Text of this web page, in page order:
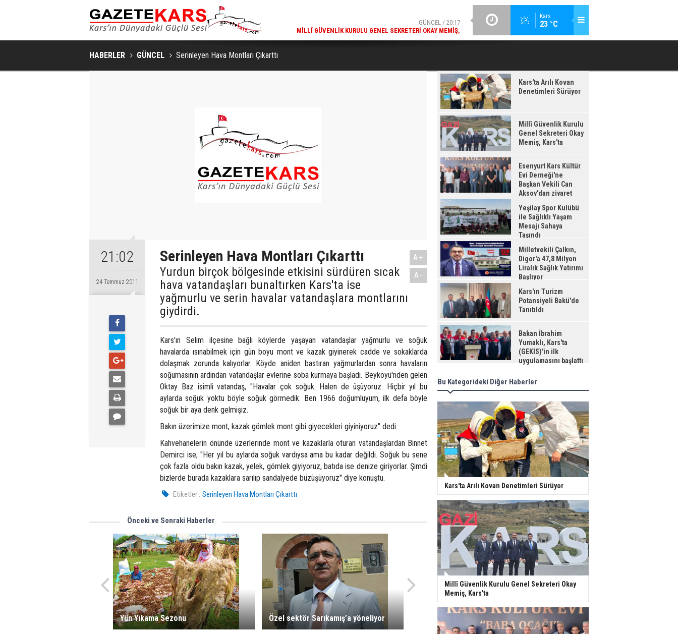
Kars
23 °C
KARS'TA ARILI KOVAN DENETIMLERI SÜRÜYOR
MILLÎ GÜVENLIK KURULU GENEL SEKRETERI OKAY MEMIŞ,
KARS'TA
ESENYURT KARS KÜLTÜR EVI DERNEĞI'NE BAŞKAN VEKILI CAN
HABERLER GÜNCEL Serinleyen Hava Montları Çıkarttı
21:02
24 Temmuz 2011
Serinleyen Hava Montları Çıkarttı
Yurdun birçok bölgesinde etkisini sürdüren sıcak
hava vatandaşları bunaltırken Kars'ta ise
yağmurlu ve serin havalar vatandaşlara montlarını
giydirdi.
A+
A-
Kars'ın Selim ilçesine bağlı köylerde yaşayan vatandaşlar yağmurlu ve soğuk
havalarda ısınabilmek için gün boyu mont ve kazak giyinerek cadde ve sokaklarda
dolaşmak zorunda kalıyorlar. Köyde aniden bastıran yağmurlardan sonra havaların
soğumasının ardından vatandaşlar evlerine soba kurmaya başladı. Beyköyü'nden gelen
Oktay Baz isimli vatandaş, "Havalar çok soğuk. Halen de üşüyoruz. Hiçbir yıl bu
aylarda soğuk yoktu böyle soğuk görmedik. Ben 1966 doğumluyum, ilk defa böyle
soğuk bir aya denk gelmişiz.
Bakın üzerimize mont, kazak gömlek mont gibi giyecekleri giyiniyoruz" dedi.
Kahvehanelerin önünde üzerlerinde mont ve kazaklarla oturan vatandaşlardan Binnet
Demirci ise, "Her yıl bu aylarda soğuk vardıysa ama bu kadar değildi. Soğuk bu sene
çok fazla oldu bakın kazak, yelek, gömlek giyiyoruz, batıda ise denize giriyorlar. Şimdi
bizlerde burada kazaklara sarılıp sandalyede büzüşüyoruz" diye konuştu.
Etiketler : Serinleyen Hava Montları Çıkarttı
Önceki ve Sonraki Haberler
Yün Yıkama Sezonu Özel sektör Sarıkamış’a yöneliyor
Kars'ta Arılı Kovan
Denetimleri Sürüyor
Millî Güvenlik Kurulu
Genel Sekreteri Okay
Memiş, Kars'ta
Esenyurt Kars Kültür
Evi Derneği'ne
Başkan Vekili Can
Aksoy'dan ziyaret
Yeşilay Spor Kulübü
ile Sağlıklı Yaşam
Mesajı Sahaya
Taşındı
Milletvekili Çalkın,
Digor'a 47,8 Milyon
Liralık Sağlık Yatırımı
Başlıyor
Kars'ın Turizm
Potansiyeli Bakü'de
Tanıtıldı
Bakan İbrahim
Yumaklı, Kars'ta
(GEKİS)'in ilk
uygulamasını başlattı
Bu Kategorideki Diğer Haberler
Kars'ta Arılı Kovan Denetimleri Sürüyor
Millî Güvenlik Kurulu Genel Sekreteri Okay
Memiş, Kars'ta